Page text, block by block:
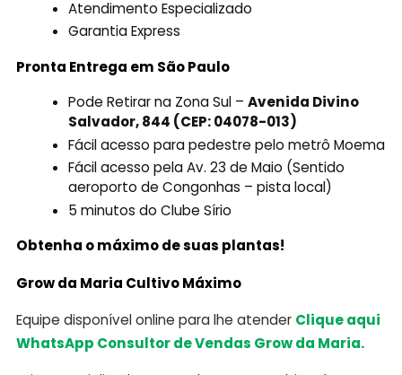
Atendimento Especializado
Garantia Express
Pronta Entrega em São Paulo
Pode Retirar na Zona Sul –Avenida Divino
Salvador, 844 (CEP: 04078-013)
Fácil acesso para pedestre pelo metrô Moema
Fácil acesso pela Av. 23 de Maio (Sentido
aeroporto de Congonhas – pista local)
5 minutos do Clube Sírio
Obtenha o máximo de suas plantas!
Grow da Maria Cultivo Máximo
Equipe disponível online para lhe atender Clique aqui
WhatsApp Consultor de Vendas Grow da Maria.